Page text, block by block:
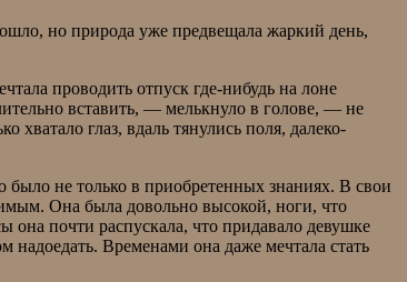
но природа уже предвещала жаркий день,
проводить отпуск где-нибудь на лоне
вставить, — мелькнуло в голове, — не
глаз, вдаль тянулись поля, далеко-
было не только в приобретенных знаниях. В свои
Она была довольно высокой, ноги, что
почти распускала, что придавало девушке
Временами она даже мечтала стать